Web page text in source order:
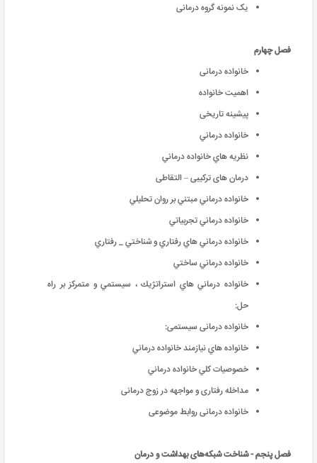
یک نمونه گروه درمانی
فصل چهارم
خانواده درمانی
اهمیت خانواده
پيشينه تاريخی
خانواده درماني
نظريه هاي خانواده درماني
درمان های ترکيبی – التقاطی
خانواده درماني مبتني بر روان تحليلي
خانواده درماني تجربياتي
خانواده درماني هاي رفتاري و شناختي _ رفتاري
خانواده درماني ساختي
خانواده درماني هاي استراتژيك ، سيستمي و متمركز بر راه
حل:
خانواده درمانی سيستمی:
خانواده هاي نيازمند خانواده درماني
خصوصيات كلي خانواده درماني
مداخله رفتاری و مواجهه در زوج درمانی
خانواده درمانی روابط موضوعی
فصل پنجم - شناخت شبکه‌های بهداشت و درمان